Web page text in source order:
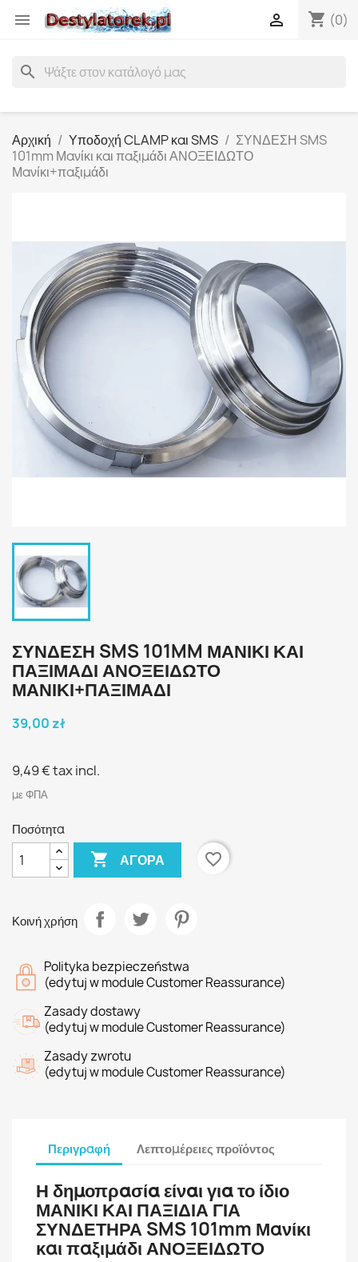
 shopping_cart (0)

search
Αρχική Υποδοχή CLAMP και SMS
ΣΥΝΔΕΣΗ SMS
101mm Μανίκι και παξιμάδι ΑΝΟΞΕΙΔΩΤΟ
Μανίκι+παξιμάδι
ΣΥΝΔΕΣΗ SMS 101MM ΜΑΝΊΚΙ ΚΑΙ
ΠΑΞΙΜΆΔΙ ΑΝΟΞΕΙΔΩΤΟ
ΜΑΝΊΚΙ+ΠΑΞΙΜΆΔΙ
39,00 zł
9,49 €tax incl.
με ΦΠΑ
Ποσότητα
 ΑΓΟΡΆ favorite_border
Κοινή χρήση
Polityka bezpieczeństwa
(edytuj w module Customer Reassurance)
Zasady dostawy
(edytuj w module Customer Reassurance)
Zasady zwrotu
(edytuj w module Customer Reassurance)
Περιγραφή Λεπτομέρειες προϊόντος
Η δημοπρασία είναι για το ίδιο
ΜΑΝΙΚΙ ΚΑΙ ΠΑΞΙΔΙΑ ΓΙΑ
ΣΥΝΔΕΤΗΡΑ SMS 101mm Μανίκι
και παξιμάδι ΑΝΟΞΕΙΔΩΤΟ